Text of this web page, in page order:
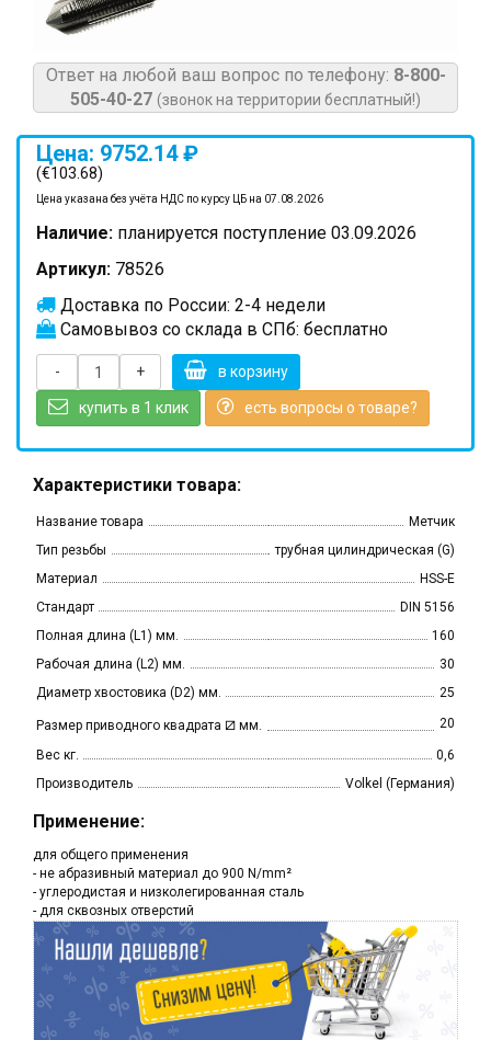
Ответ на любой ваш вопрос по телефону: 8-800-
505-40-27 (звонок на территории бесплатный!)
Цена: 9752.14 ₽
(€103.68)
Цена указана без учёта НДС по курсу ЦБ на 07.08.2026
Наличие: планируется поступление 03.09.2026
Артикул: 78526
Доставка по России: 2-4 недели
Самовывоз со склада в СПб: бесплатно
- + в корзину
купить в 1 клик есть вопросы о товаре?
Характеристики товара:
Название товара
Метчик
Тип резьбы
трубная цилиндрическая (G)
Материал
HSS-E
Стандарт
DIN 5156
Полная длина (L1) мм.
160
Рабочая длина (L2) мм.
30
Диаметр хвостовика (D2) мм.
25
Размер приводного квадрата ⧄ мм. 20
Вес кг.
0,6
Производитель
Volkel (Германия)
Применение:
для общего применения
- не абразивный материал до 900 N/mm²
- углеродистая и низколегированная сталь
- для сквозных отверстий